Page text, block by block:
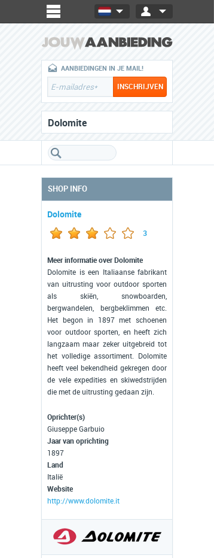
AANBIEDINGEN IN JE MAIL!
Dolomite
SHOP INFO
Dolomite
3
Meer informatie over Dolomite
Dolomite is een Italiaanse fabrikant
van uitrusting voor outdoor sporten
als skiën, snowboarden,
bergwandelen, bergbeklimmen etc.
Het begon in 1897 met schoenen
voor outdoor sporten, en heeft zich
langzaam maar zeker uitgebreid tot
het volledige assortiment. Dolomite
heeft veel bekendheid gekregen door
de vele expedities en skiwedstrijden
die met de uitrusting gedaan zijn.
Oprichter(s)
Giuseppe Garbuio
Jaar van oprichting
1897
Land
Italië
Website
http://www.dolomite.it